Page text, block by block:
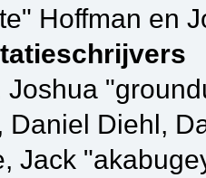
Hoffman en
Joshua
Daniel Diehl,
Jack